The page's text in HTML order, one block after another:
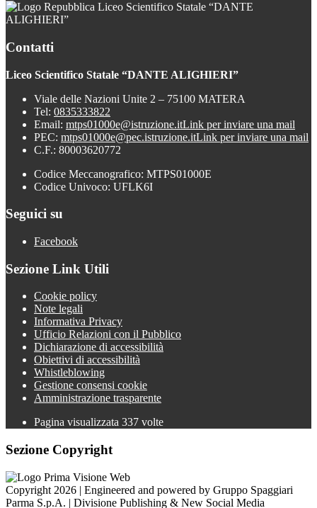
Liceo Scientifico Statale “DANTE
ALIGHIERI”
Contatti
Liceo Scientifico Statale “DANTE ALIGHIERI”
Viale delle Nazioni Unite 2 – 75100 MATERA
Tel: 0835333822
Email: mtps01000e@istruzione.itLink per inviare una mail
PEC: mtps01000e@pec.istruzione.itLink per inviare una mail
C.F.: 80003620772
Codice Meccanografico: MTPS01000E
Codice Univoco: UFLK6I
Seguici su
Facebook
Sezione Link Utili
Cookie policy
Note legali
Informativa Privacy
Ufficio Relazioni con il Pubblico
Dichiarazione di accessibilità
Obiettivi di accessibilità
Whistleblowing
Gestione consensi cookie
Amministrazione trasparente
Pagina visualizzata 337 volte
Sezione Copyright
Copyright 2026 | Engineered and powered by Gruppo Spaggiari
Parma S.p.A. | Divisione Publishing & New Social Media